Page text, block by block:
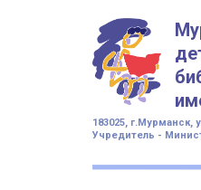
183025, г.Мурманск,
Учредитель -